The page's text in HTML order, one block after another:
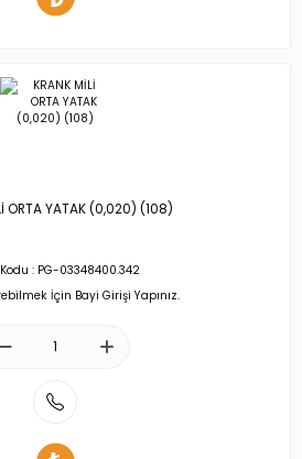
ORTA YATAK (0,020) (108)
: PG-03348400.342
İçin Bayi Girişi Yapınız.